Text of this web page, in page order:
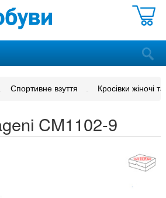
Спортивне взуття Кросівки жіночі та
CM1102-9